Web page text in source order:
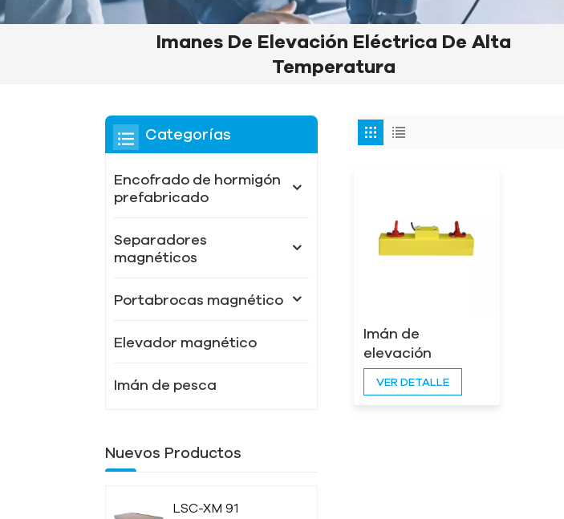
Imanes De Elevación Eléctrica De Alta
Temperatura
Imán de
elevación
eléctrica
VER DETALLE
Categorías
Encofrado de hormigón
prefabricado
Separadores
magnéticos
Portabrocas magnético
Elevador magnético
Imán de pesca
Nuevos Productos
LSC-XM 91